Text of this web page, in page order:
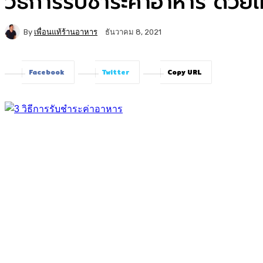
By เพื่อนแท้ร้านอาหาร ธันวาคม 8, 2021
Facebook Twitter Copy URL